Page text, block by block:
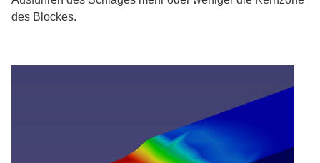
des Blockes.